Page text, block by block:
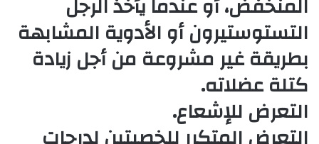
المنخفض، أو عندما يأخذ الرجل
التستوستيرون أو الأدوية المشابهة
بطريقة غير مشروعة من أجل زيادة
كتلة عضلاته.
التعرض للإشعاع.